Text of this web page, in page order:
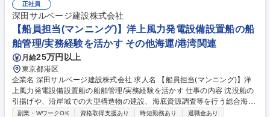
正社員
深田サルベージ建設株式会社
【船員担当(マンニング)】洋上風力発電設備設置船の船
舶管理/実務経験を活かす その他海運/港湾関連
月給25万円以上
東京都港区
企業名 深田サルベージ建設株式会社 求人名 【船員担当(マンニング)】洋
上風力発電設備設置船の船舶管理/実務経験を活かす 仕事の内容 沈没船の
引揚げや、沿岸域での大型構造物の建設、海底資源調査等を行う総合海事
会社の当社東京支社にて下記のような各種【船員担当（マンニング）】を
副業・WワークOK 資格取得支援あり 時短勤務あり
退職金あり